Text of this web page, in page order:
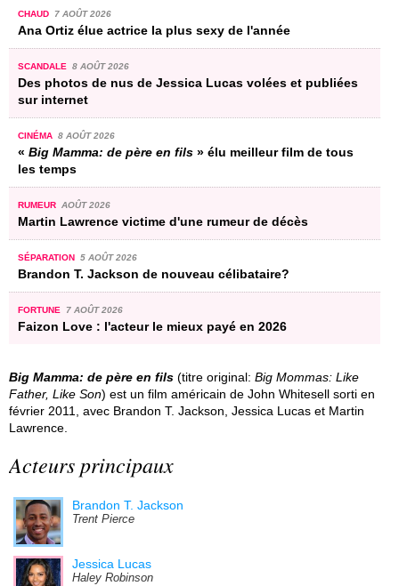
CHAUD 7 AOÛT 2026
Ana Ortiz élue actrice la plus sexy de l'année
SCANDALE 8 AOÛT 2026
Des photos de nus de Jessica Lucas volées et publiées
sur internet
CINÉMA 8 AOÛT 2026
« Big Mamma: de père en fils » élu meilleur film de tous
les temps
RUMEUR AOÛT 2026
Martin Lawrence victime d'une rumeur de décès
SÉPARATION 5 AOÛT 2026
Brandon T. Jackson de nouveau célibataire?
FORTUNE 7 AOÛT 2026
Faizon Love : l'acteur le mieux payé en 2026
Big Mamma: de père en fils (titre original: Big Mommas: Like
Father, Like Son) est un film américain de John Whitesell sorti en
février 2011, avec Brandon T. Jackson, Jessica Lucas et Martin
Lawrence.
Acteurs principaux
Brandon T. Jackson
Trent Pierce
Jessica Lucas
Haley Robinson